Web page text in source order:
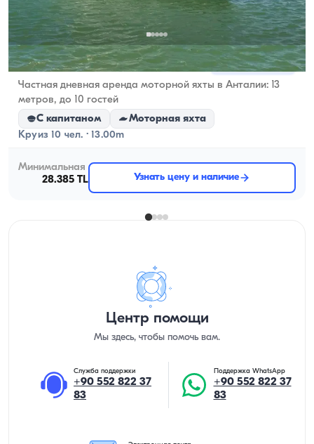
Antalya Merkez, Antalya 5.0(5 отзыв)
Частная дневная аренда моторной яхты в Анталии: 13
метров, до 10 гостей
С капитаном
Моторная яхта
Круиз 10 чел. · 13.00m
Минимальная
28.385 TL
Узнать цену и наличие
Центр помощи
Мы здесь, чтобы помочь вам.
Служба поддержки
+90 552 822 37
83
Поддержка WhatsApp
+90 552 822 37
83